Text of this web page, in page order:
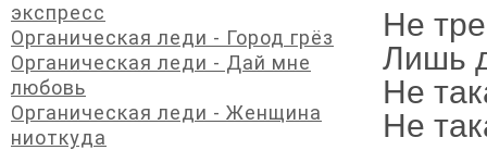
Не
Лишь
Не
Не
экспресс
Органическая леди - Город грёз
Органическая леди - Дай мне
любовь
Органическая леди - Женщина
ниоткуда